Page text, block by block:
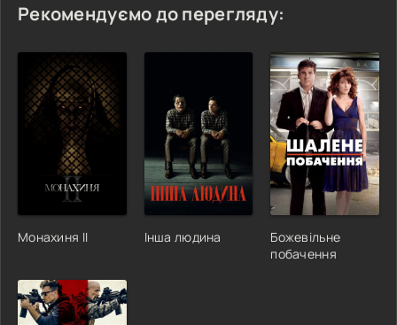
Рекомендуємо до перегляду:
Монахиня ІІ Інша людина
Божевільне
побачення